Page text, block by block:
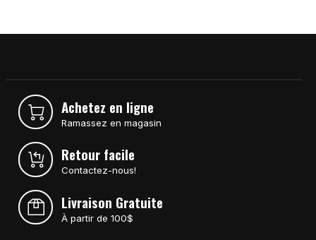
Achetez en ligne
Ramassez en magasin
Retour facile
Contactez-nous!
Livraison Gratuite
À partir de 100$